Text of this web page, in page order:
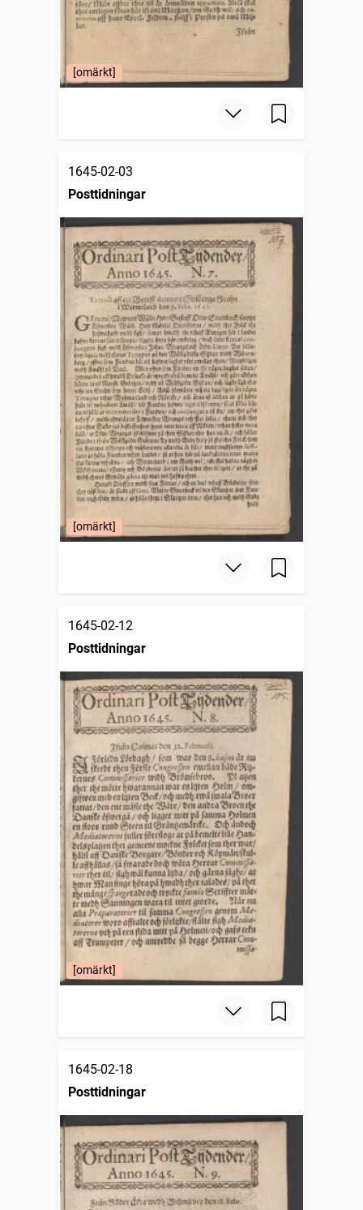
[omärkt]
1645-02-03
Posttidningar
[omärkt]
1645-02-12
Posttidningar
[omärkt]
1645-02-18
Posttidningar